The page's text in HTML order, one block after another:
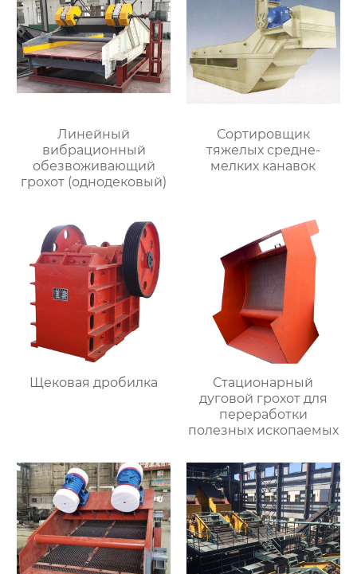
Линейный
вибрационный
обезвоживающий
грохот (однодековый)
Сортировщик
тяжелых средне-
мелких канавок
Щековая дробилка
Стационарный
дуговой грохот для
переработки
полезных ископаемых